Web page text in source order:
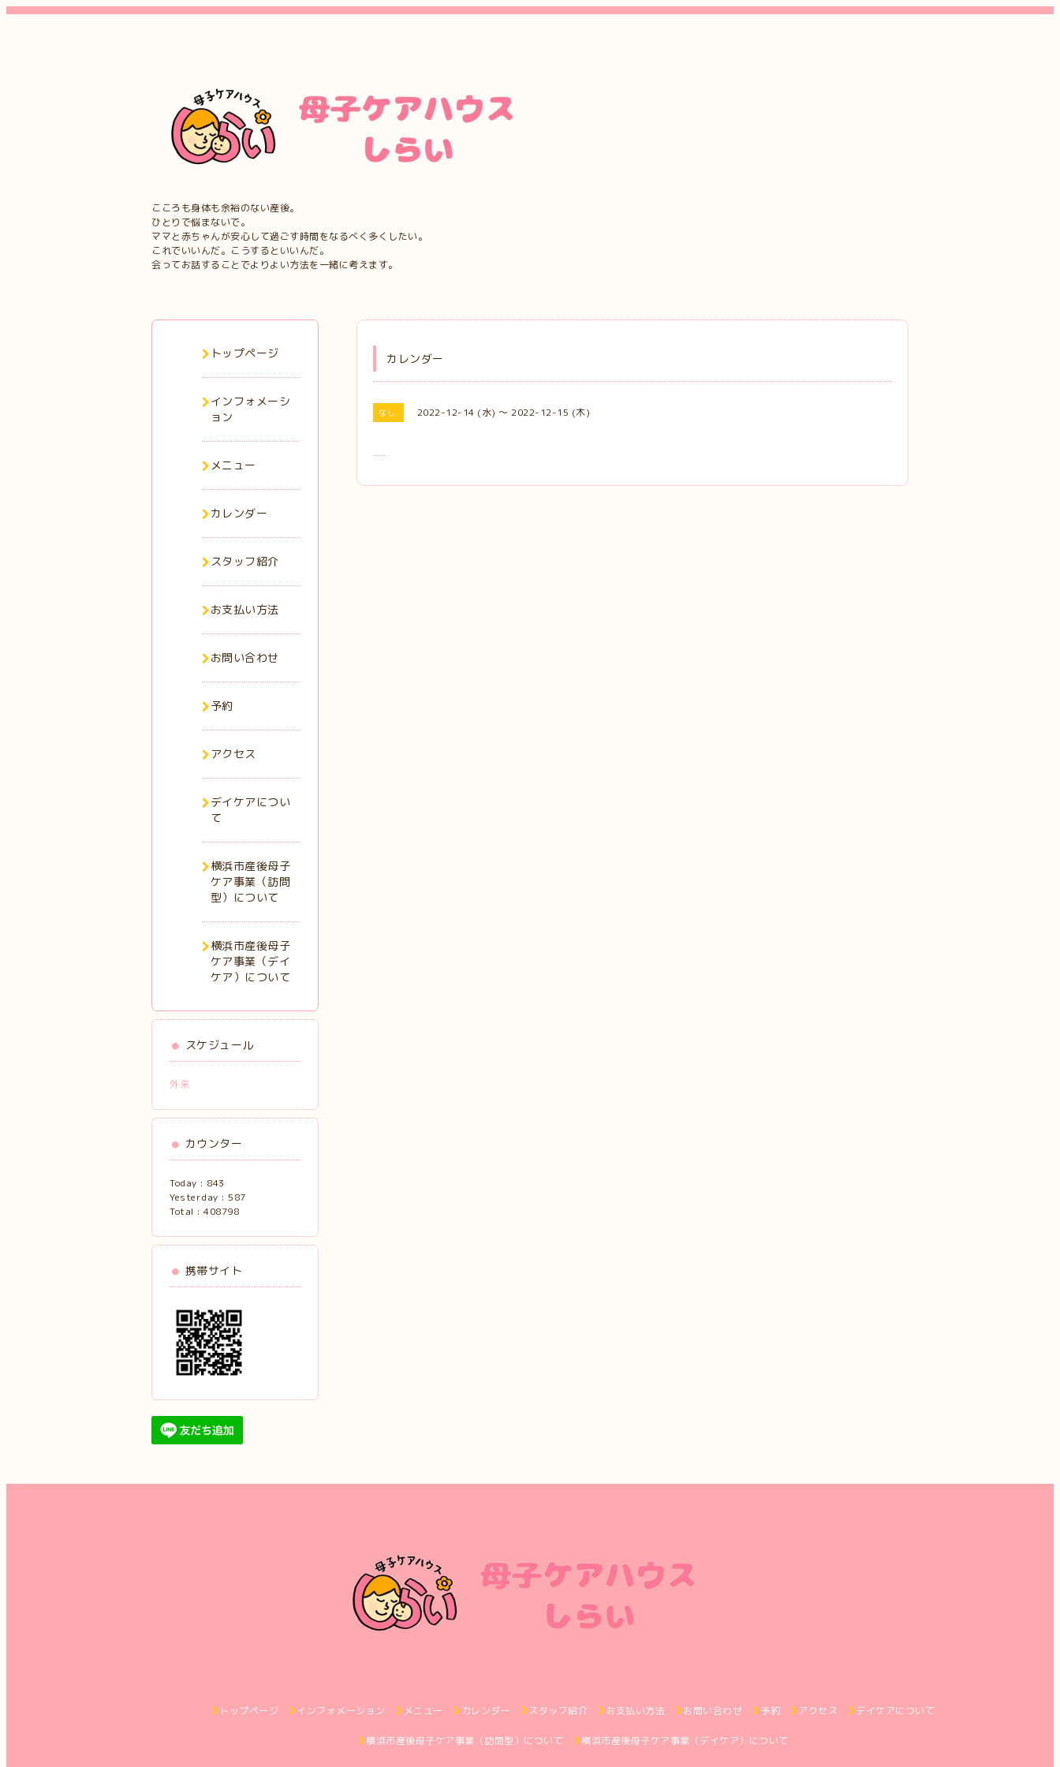
こころも身体も余裕のない産後。
ひとりで悩まないで。
ママと赤ちゃんが安心して過ごす時間をなるべく多くしたい。
これでいいんだ。こうするといいんだ。
会ってお話することでよりよい方法を一緒に考えます。
カレンダー
なし 2022-12-14 (水) ～ 2022-12-15 (木)
トップページ
インフォメーシ
ョン
メニュー
カレンダー
スタッフ紹介
お支払い方法
お問い合わせ
予約
アクセス
デイケアについ
て
横浜市産後母子
ケア事業（訪問
型）について
横浜市産後母子
ケア事業（デイ
ケア）について
スケジュール
外来
カウンター
Today : 843
Yesterday : 587
Total : 408798
携帯サイト
トップページ インフォメーション メニュー カレンダー スタッフ紹介 お支払い方法 お問い合わせ 予約 アクセス デイケアについて
横浜市産後母子ケア事業（訪問型）について 横浜市産後母子ケア事業（デイケア）について